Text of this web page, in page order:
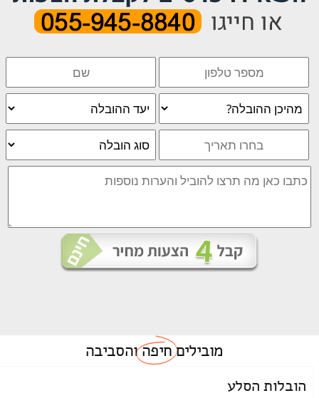
מוביליםחיפהוהסביבה
הובלות הסלע